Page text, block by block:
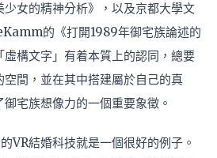
女的精神分析》，以及京都大學文
的《打開1989年御宅族論述的
構文字」有着本質上的認同，總要
間，並在其中搭建屬於自己的真
宅族想像力的一個重要象徵。
VR結婚科技就是一個很好的例子。